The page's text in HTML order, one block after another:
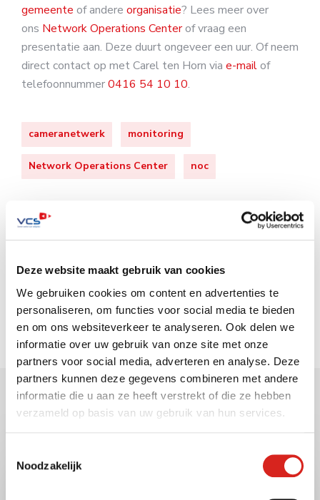
Deze website maakt gebruik van cookies
We gebruiken cookies om content en advertenties te
personaliseren, om functies voor social media te bieden
en om ons websiteverkeer te analyseren. Ook delen we
informatie over uw gebruik van onze site met onze
partners voor social media, adverteren en analyse. Deze
partners kunnen deze gegevens combineren met andere
informatie die u aan ze heeft verstrekt of die ze hebben
verzameld op basis van uw gebruik van hun services.
Noodzakelijk
gemeente of andere organisatie? Lees meer over
ons Network Operations Centerof vraag een
presentatie aan. Deze duurt ongeveer een uur. Of neem
direct contact op met Carel ten Horn via e-mailof
telefoonnummer0416 54 10 10.
cameranetwerk monitoring
Network Operations Center noc
Gerelateerde berichten